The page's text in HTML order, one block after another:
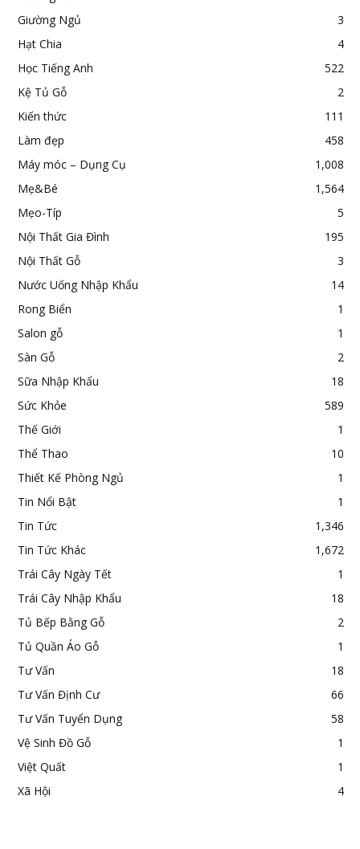
Giường Ngủ
3
Hạt Chia
4
Học Tiếng Anh
522
Kệ Tủ Gỗ
2
Kiến thức
111
Làm đẹp
458
Máy móc – Dụng Cụ
1,008
Mẹ&Bé
1,564
Mẹo-Típ
5
Nội Thất Gia Đình
195
Nội Thất Gỗ
3
Nước Uống Nhập Khẩu
14
Rong Biển
1
Salon gỗ
1
Sàn Gỗ
2
Sữa Nhập Khẩu
18
Sức Khỏe
589
Thế Giới
1
Thể Thao
10
Thiết Kế Phòng Ngủ
1
Tin Nổi Bật
1
Tin Tức
1,346
Tin Tức Khác
1,672
Trái Cây Ngày Tết
1
Trái Cây Nhập Khẩu
18
Tủ Bếp Bằng Gỗ
2
Tủ Quần Áo Gỗ
1
Tư Vấn
18
Tư Vấn Định Cư
66
Tư Vấn Tuyển Dụng
58
Vệ Sinh Đồ Gỗ
1
Việt Quất
1
Xã Hội
4